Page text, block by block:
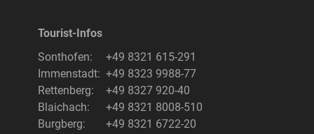
Tourist-Infos
Sonthofen:
+49 8321 615-291
Immenstadt: +49 8323 9988-77
Rettenberg:
+49 8327 920-40
Blaichach:
+49 8321 8008-510
Burgberg:
+49 8321 6722-20